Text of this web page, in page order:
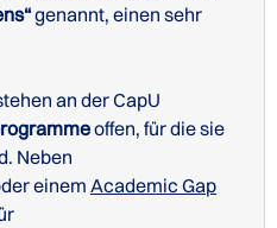
genannt, einen sehr
an der CapU
offen, für die sie
Neben
einemAcademic Gap